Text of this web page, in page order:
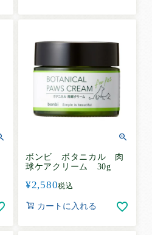
ボンビ ボタニカル 肉
球ケアクリーム 30g
¥2,580税込
カートに入れる